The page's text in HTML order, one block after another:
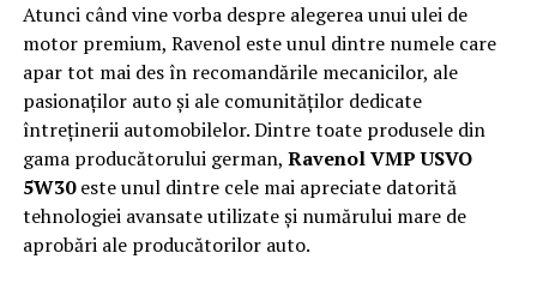
Atunci când vine vorba despre alegerea unui ulei de
motor premium, Ravenol este unul dintre numele care
apar tot mai des în recomandările mecanicilor, ale
pasionaților auto și ale comunităților dedicate
întreținerii automobilelor. Dintre toate produsele din
gama producătorului german, Ravenol VMP USVO
5W30este unul dintre cele mai apreciate datorită
tehnologiei avansate utilizate și numărului mare de
aprobări ale producătorilor auto.